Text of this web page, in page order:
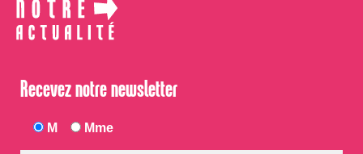
Recevez notre newsletter
M Mme